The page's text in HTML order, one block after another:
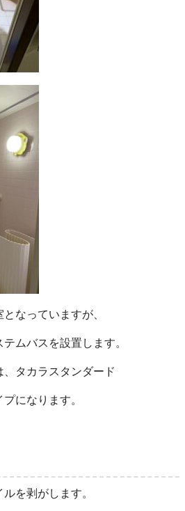
なっていますが、
ムバスを設置します。
タカラスタンダード
になります。
を剥がします。